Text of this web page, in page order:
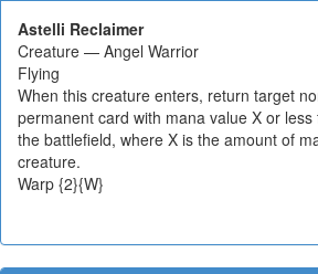
Astelli Reclaimer
Creature — Angel Warrior
Flying
When this creature enters, return target
permanent card with mana value X or
the battlefield, where X is the amount of
creature.
Warp {2}{W}